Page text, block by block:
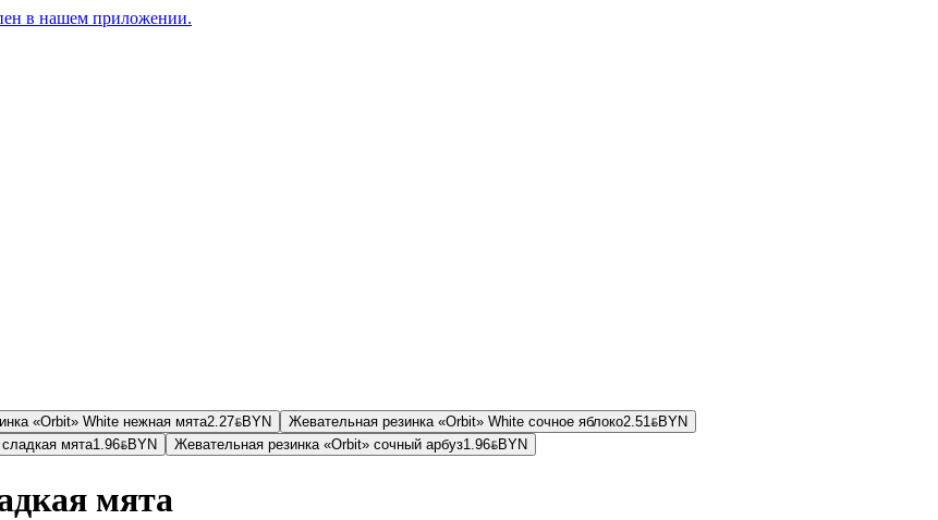
в нашем приложении.
«Orbit» White нежная мята2.27BYNBYN Жевательная резинка «Orbit» White сочное яблоко2.51BYNBYN
мята1.96BYNBYN Жевательная резинка «Orbit» сочный арбуз1.96BYNBYN
мята